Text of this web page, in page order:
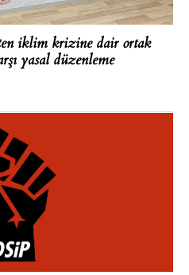
iklim krizine dair ortak
yasal düzenleme